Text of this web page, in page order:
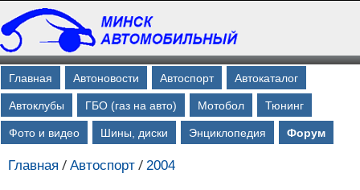
Главная Автоновости Автоспорт Автокаталог
Автоклубы ГБО (газ на авто) Мотобол Тюнинг
Фото и видео Шины, диски Энциклопедия Форум
Главная / Автоспорт / 2004